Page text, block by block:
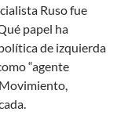
Ruso fue
papel ha
de izquierda
“agente